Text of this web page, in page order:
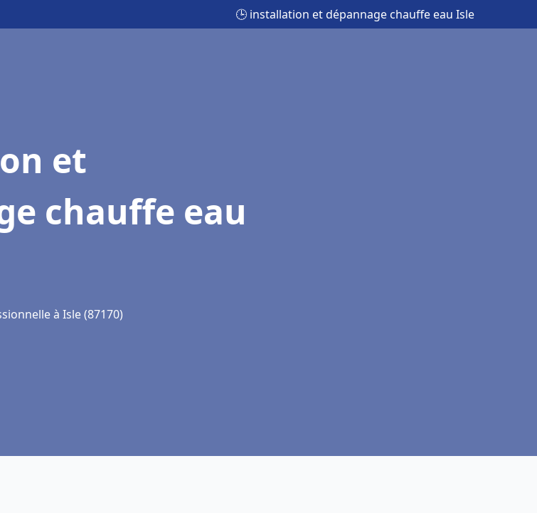
🕒 installation et dépannage chauffe eau Isle
et
chauffe eau
à Isle (87170)